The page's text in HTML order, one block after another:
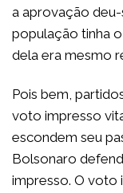
a aprovação
população tinha
dela era mesmo
Pois bem,
voto impresso
escondem seu
Bolsonaro
impresso. O voto